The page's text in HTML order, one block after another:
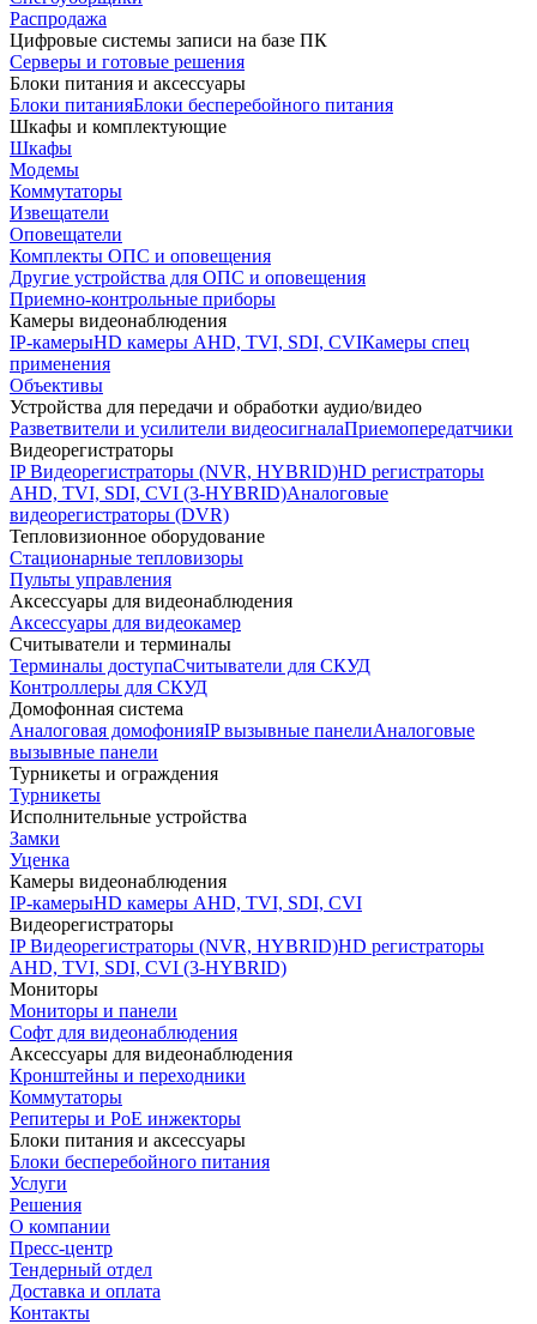
Распродажа
Цифровые системы записи на базе ПК
Серверы и готовые решения
Блоки питания и аксессуары
Блоки питанияБлоки бесперебойного питания
Шкафы и комплектующие
Шкафы
Модемы
Коммутаторы
Извещатели
Оповещатели
Комплекты ОПС и оповещения
Другие устройства для ОПС и оповещения
Приемно-контрольные приборы
Камеры видеонаблюдения
IP-камерыHD камеры AHD, TVI, SDI, CVIКамеры спец
применения
Объективы
Устройства для передачи и обработки аудио/видео
Разветвители и усилители видеосигналаПриемопередатчики
Видеорегистраторы
IP Видеорегистраторы (NVR, HYBRID)HD регистраторы
AHD, TVI, SDI, CVI (3-HYBRID)Аналоговые
видеорегистраторы (DVR)
Тепловизионное оборудование
Стационарные тепловизоры
Пульты управления
Аксессуары для видеонаблюдения
Аксессуары для видеокамер
Считыватели и терминалы
Терминалы доступаСчитыватели для СКУД
Контроллеры для СКУД
Домофонная система
Аналоговая домофонияIP вызывные панелиАналоговые
вызывные панели
Турникеты и ограждения
Турникеты
Исполнительные устройства
Замки
Уценка
Камеры видеонаблюдения
IP-камерыHD камеры AHD, TVI, SDI, CVI
Видеорегистраторы
IP Видеорегистраторы (NVR, HYBRID)HD регистраторы
AHD, TVI, SDI, CVI (3-HYBRID)
Мониторы
Мониторы и панели
Софт для видеонаблюдения
Аксессуары для видеонаблюдения
Кронштейны и переходники
Коммутаторы
Репитеры и PoE инжекторы
Блоки питания и аксессуары
Блоки бесперебойного питания
Услуги
Решения
О компании
Пресс-центр
Тендерный отдел
Доставка и оплата
Контакты